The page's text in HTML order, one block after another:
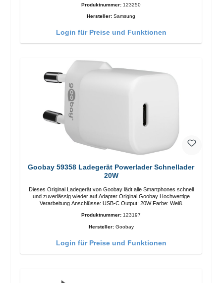
Produktnummer: 123250
Hersteller: Samsung
Login für Preise und Funktionen
Goobay 59358 Ladegerät Powerlader Schnellader
20W
Dieses Original Ladegerät von Goobay lädt alle Smartphones schnell
und zuverlässig wieder auf.Adapter Original Goobay Hochwertige
Verarbeitung Anschlüsse: USB-C Output: 20W Farbe: Weiß
Produktnummer: 123197
Hersteller: Goobay
Login für Preise und Funktionen